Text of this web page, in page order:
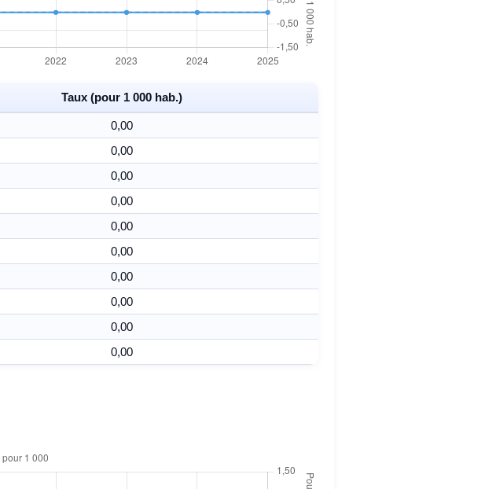
Taux (pour 1 000 hab.)
0,00
0,00
0,00
0,00
0,00
0,00
0,00
0,00
0,00
0,00